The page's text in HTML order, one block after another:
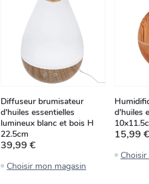
Diffuseur brumisateur
d'huiles essentielles
lumineux blanc et bois H
22.5cm
39,99 €
Choisir mon magasin
d'huiles
15,99 €